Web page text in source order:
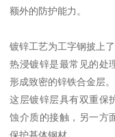
额外的防护能力。
镀锌工艺为工字钢披上
热浸镀锌是最常见的处
形成致密的锌铁合金层。
这层镀锌层具有双重保
蚀介质的接触，另一方